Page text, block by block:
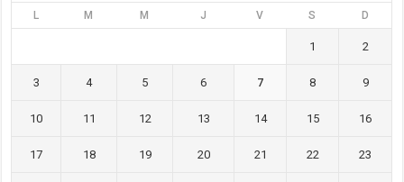
L M M J V S D
1 2
3 4 5 6 7 8 9
10 11 12 13 14 15 16
17 18 19 20 21 22 23